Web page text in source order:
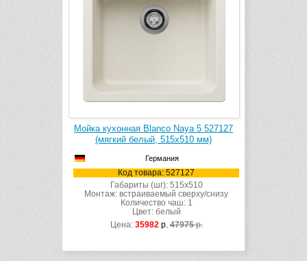
Мойка кухонная Blanco Naya 5 527127
(мягкий белый, 515х510 мм)
Германия
Код товара: 527127
Габариты (шг): 515x510
Монтаж: встраиваемый сверху/снизу
Количество чаш: 1
Цвет: белый
Цена: 35982р.47975р.